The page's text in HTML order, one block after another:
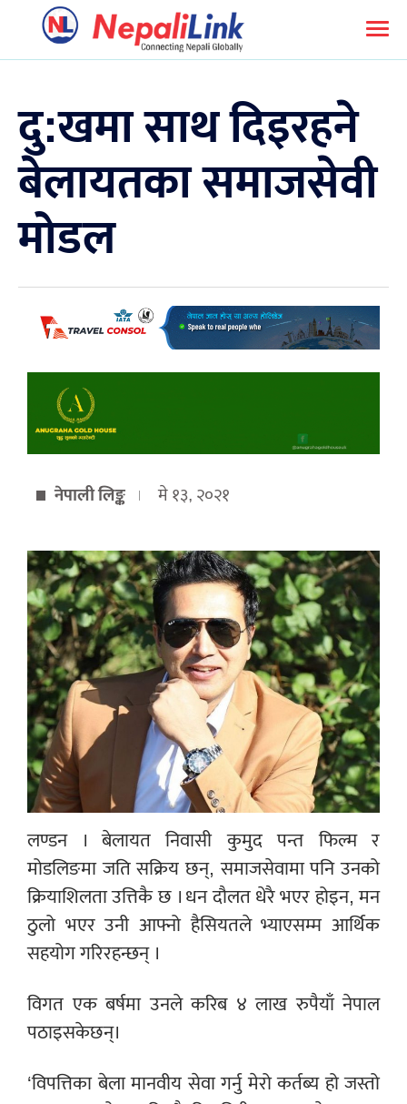
दु:खमा साथ दिइरहने
बेलायतका समाजसेवी
मोडल
नेपाली लिङ्क मे १३, २०२१
लण्डन । बेलायत निवासी कुमुद पन्त फिल्म र
मोडलिङमा जति सक्रिय छन्, समाजसेवामा पनि उनको
क्रियाशिलता उत्तिकै छ । धन दौलत धेरै भएर होइन, मन
ठुलो भएर उनी आफ्नो हैसियतले भ्याएसम्म आर्थिक
सहयोग गरिरहन्छन् ।
विगत एक बर्षमा उनले करिब ४ लाख रुपैयाँ नेपाल
पठाइसकेछन्।
‘विपत्तिका बेला मानवीय सेवा गर्नु मेरो कर्तब्य हो जस्तो